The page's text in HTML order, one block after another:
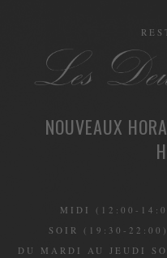
NOUVEAUX
MIDI (12:00-
SOIR (19:30-
DU MARDI AU JEUDI